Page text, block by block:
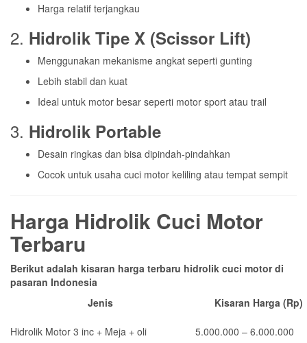
Harga relatif terjangkau
2. Hidrolik Tipe X (Scissor Lift)
Menggunakan mekanisme angkat seperti gunting
Lebih stabil dan kuat
Ideal untuk motor besar seperti motor sport atau trail
3. Hidrolik Portable
Desain ringkas dan bisa dipindah-pindahkan
Cocok untuk usaha cuci motor keliling atau tempat sempit
Harga Hidrolik Cuci Motor
Terbaru
Berikut adalah kisaran harga terbaru hidrolik cuci motor di
pasaran Indonesia
Jenis
Kisaran Harga (Rp)
Hidrolik Motor 3 inc + Meja + oli 5.000.000 – 6.000.000